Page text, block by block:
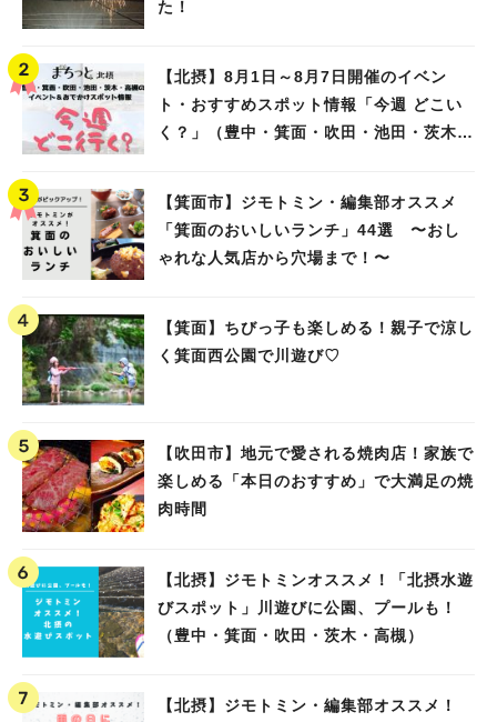
た！
【北摂】8月1日～8月7日開催のイベン
ト・おすすめスポット情報「今週 どこい
く？」（豊中・箕面・吹田・池田・茨木・
【箕面市】ジモトミン・編集部オススメ
「箕面のおいしいランチ」44選 〜おし
ゃれな人気店から穴場まで！〜
【箕面】ちびっ子も楽しめる！親子で涼し
く箕面西公園で川遊び♡
【吹田市】地元で愛される焼肉店！家族で
楽しめる「本日のおすすめ」で大満足の焼
肉時間
【北摂】ジモトミンオススメ！「北摂水遊
びスポット」川遊びに公園、プールも！
（豊中・箕面・吹田・茨木・高槻）
【北摂】ジモトミン・編集部オススメ！